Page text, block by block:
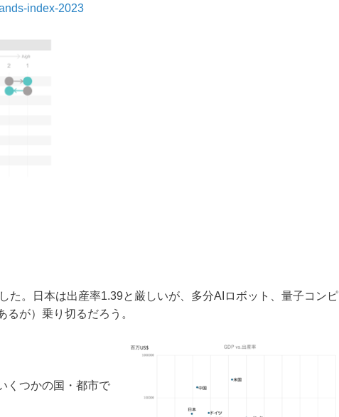
index-2023
た。日本は出産率1.39と厳しいが、多分AIロボット、量子コンピ
るが）乗り切るだろう。
くつかの国・都市で